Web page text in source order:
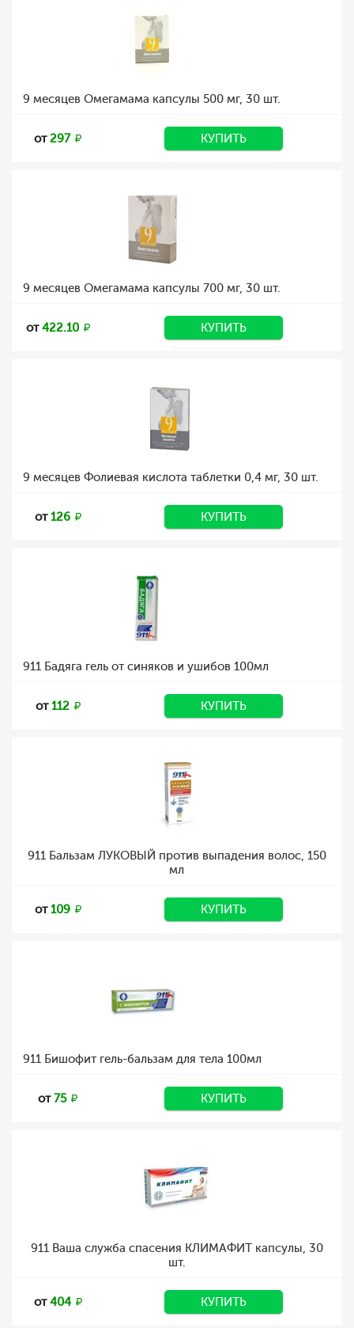
9 месяцев Омегамама капсулы 500 мг, 30 шт.
от297 КУПИТЬ
9 месяцев Омегамама капсулы 700 мг, 30 шт.
от422.10 КУПИТЬ
9 месяцев Фолиевая кислота таблетки 0,4 мг, 30 шт.
от126 КУПИТЬ
911 Бадяга гель от синяков и ушибов 100мл
от112 КУПИТЬ
911 Бальзам ЛУКОВЫЙ против выпадения волос, 150
мл
от109 КУПИТЬ
911 Бишофит гель-бальзам для тела 100мл
от75 КУПИТЬ
911 Ваша служба спасения КЛИМАФИТ капсулы, 30
шт.
от404 КУПИТЬ